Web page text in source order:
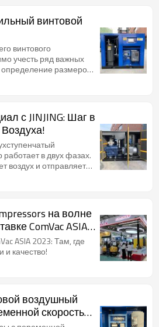
выбор,
точным требованиям.
винтовой
винтового
учесть ряд важных
размеров
для бесперебойной
важным для
потребностям.
с JINJING: Шаг в
в двух фазах.
воздух и отправляет
Затем вторая
мощность, и
сложным задачам.
на волне
ComVac ASIA
ASIA 2023: Там, где
и качество!
воздушный
скоростью